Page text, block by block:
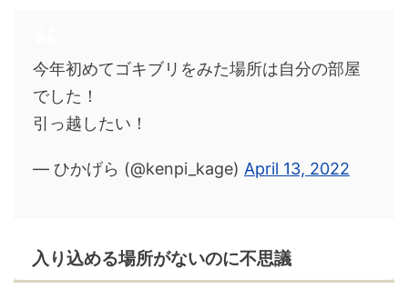
今年初めてゴキブリをみた場所は自分の部屋
でした！
引っ越したい！
— ひかげら (@kenpi_kage) April 13, 2022
入り込める場所がないのに不思議